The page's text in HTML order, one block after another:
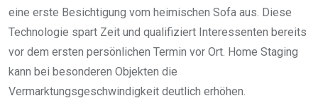
eine erste Besichtigung vom heimischen Sofa aus. Diese
Technologie spart Zeit und qualifiziert Interessenten bereits
vor dem ersten persönlichen Termin vor Ort. Home Staging
kann bei besonderen Objekten die
Vermarktungsgeschwindigkeit deutlich erhöhen.